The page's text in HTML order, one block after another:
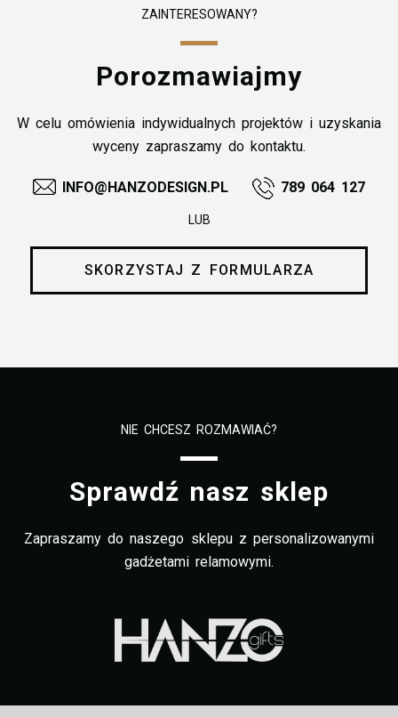
ZAINTERESOWANY?
Porozmawiajmy
W celu omówienia indywidualnych projektów i uzyskania
wyceny zapraszamy do kontaktu.
INFO@HANZODESIGN.PL 789 064 127
LUB
SKORZYSTAJ Z FORMULARZA
NIE CHCESZ ROZMAWIAĆ?
Sprawdź nasz sklep
Zapraszamy do naszego sklepu z personalizowanymi
gadżetami relamowymi.